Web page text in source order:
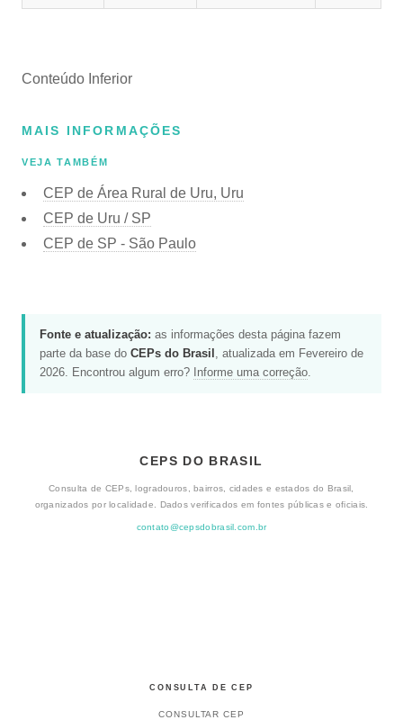
Conteúdo Inferior
MAIS INFORMAÇÕES
VEJA TAMBÉM
CEP de Área Rural de Uru, Uru
CEP de Uru / SP
CEP de SP - São Paulo
Fonte e atualização: as informações desta página fazem
parte da base do CEPs do Brasil , atualizada em Fevereiro de
2026. Encontrou algum erro? Informe uma correção.
CEPS DO BRASIL
Consulta de CEPs, logradouros, bairros, cidades e estados do Brasil,
organizados por localidade. Dados verificados em fontes públicas e oficiais.
contato@cepsdobrasil.com.br
CONSULTA DE CEP
CONSULTAR CEP